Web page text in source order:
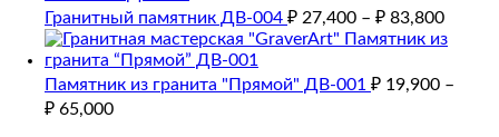
Гранитный памятник ДВ-004 ₽ 27,400 – ₽ 83,800
Памятник из гранита "Прямой" ДВ-001 ₽ 19,900 –
₽ 65,000